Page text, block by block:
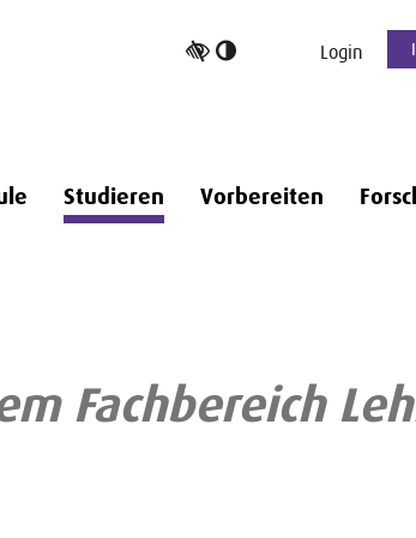
Login
Studieren Vorbereiten
Fachbereich